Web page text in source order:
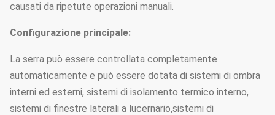
causati da ripetute operazioni manuali.
Configurazione principale:
La serra può essere controllata completamente
automaticamente e può essere dotata di sistemi di ombra
interni ed esterni, sistemi di isolamento termico interno,
sistemi di finestre laterali a lucernario,sistemi di